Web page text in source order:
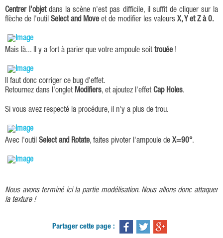
Centrer l'objetdans la scène n'est pas difficile, il suffit de cliquer sur la
flèche de l'outil Select and Moveet de modifier les valeurs X, Y et Z à 0.
Mais là... Il y a fort à parier que votre ampoule soit trouée!
Il faut donc corriger ce bug d'effet.
Retournez dans l'onglet Modifiers, et ajoutez l'effet Cap Holes.
Si vous avez respecté la procédure, il n'y a plus de trou.
Avec l'outil Select and Rotate, faites pivoter l'ampoule de X=90°.
Nous avons terminé ici la partie modélisation. Nous allons donc attaquer
la texture !
Partager cette page :